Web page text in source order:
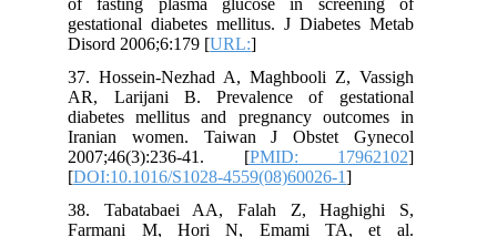
of fasting plasma glucose in screening of
gestational diabetes mellitus. J Diabetes Metab
Disord 2006;6:179 [URL:
37. Hossein-Nezhad A, Maghbooli Z, Vassigh
AR, Larijani B. Prevalence of gestational
diabetes mellitus and pregnancy outcomes in
Iranian women. Taiwan J Obstet Gynecol
2007;46(3):236-41. [PMID: 17962102
[DOI:10.1016/S1028-4559(08)60026-1
38. Tabatabaei AA, Falah Z, Haghighi S,
Farmani M, Hori N, Emami TA, et al.